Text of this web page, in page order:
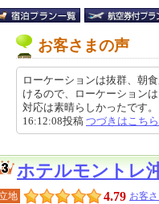
お客さまの声
ローケーションは抜群、朝
けるので、ローケーション
対応は素晴らしかったです
16:12:08投稿 つづきはこちら
ホテルモントレ
地 4.79 お客